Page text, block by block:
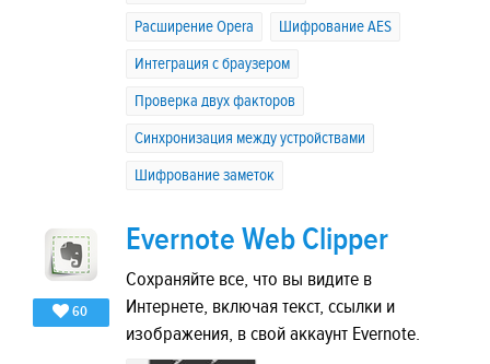
Расширение Opera
Шифрование AES
Интеграция с браузером
Проверка двух факторов
Синхронизация между устройствами
Шифрование заметок
60
Evernote Web Clipper
Сохраняйте все, что вы видите в
Интернете, включая текст, ссылки и
изображения, в свой аккаунт Evernote.